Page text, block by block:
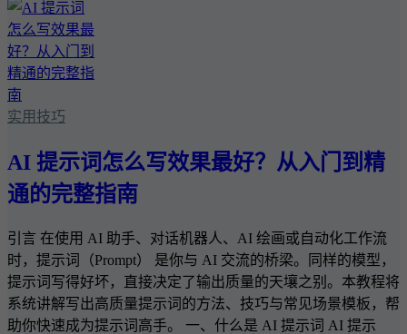
实用技巧
AI 提示词怎么写效果最好？从入门到精
通的完整指南
引言 在使用 AI 助手、对话机器人、AI 绘画或自动化工作流
时，提示词（Prompt） 是你与 AI 交流的桥梁。同样的模型，
提示词写得好坏，直接决定了输出质量的天壤之别。本教程将
系统讲解写出高质量提示词的方法、技巧与常见场景模板，帮
助你快速成为提示词高手。 一、什么是 AI 提示词 AI 提示